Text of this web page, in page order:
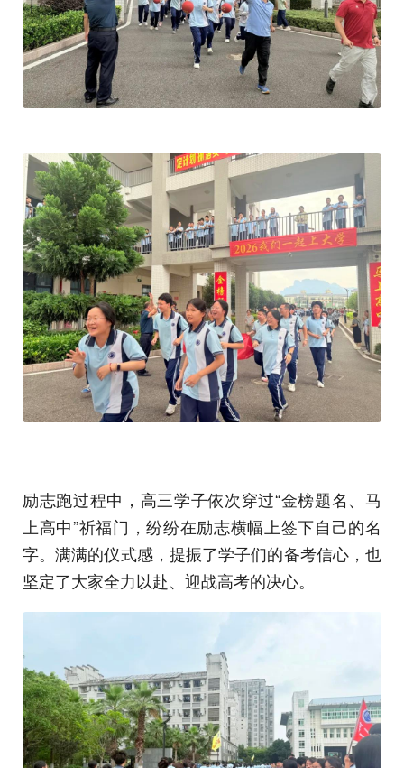
励志跑过程中，高三学子依次穿过“金榜题名、马
上高中”祈福门，纷纷在励志横幅上签下自己的名
字。满满的仪式感，提振了学子们的备考信心，也
坚定了大家全力以赴、迎战高考的决心。